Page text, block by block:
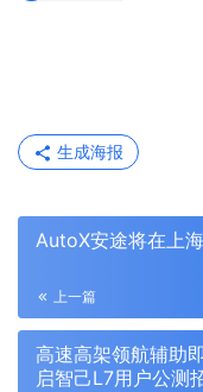
生成海报
AutoX安途将在上
上一篇
高速高架领航辅助
启智己L7用户公测